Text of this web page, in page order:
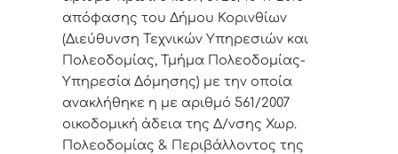
απόφασης του Δήμου Κορινθίων
(Διεύθυνση Τεχνικών Υπηρεσιών και
Πολεοδομίας, Τμήμα Πολεοδομίας-
Υπηρεσία Δόμησης) με την οποία
ανακλήθηκε η με αριθμό 561/2007
οικοδομική άδεια της Δ/νσης Χωρ.
Πολεοδομίας & Περιβάλλοντος της